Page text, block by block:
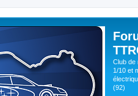
Club de
1/10 et
(92)